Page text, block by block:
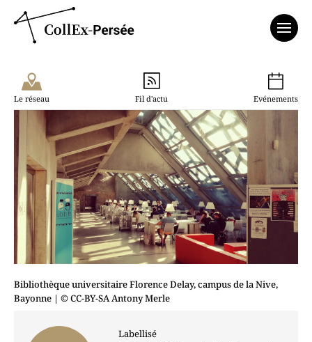
Le réseau Fil d'actu Evénements
Bibliothèque universitaire Florence Delay, campus de la Nive,
Bayonne | © CC-BY-SA Antony Merle
Labellisé